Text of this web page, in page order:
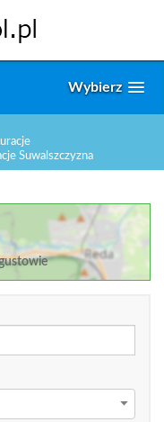
Wybierz
Suwalszczyzna